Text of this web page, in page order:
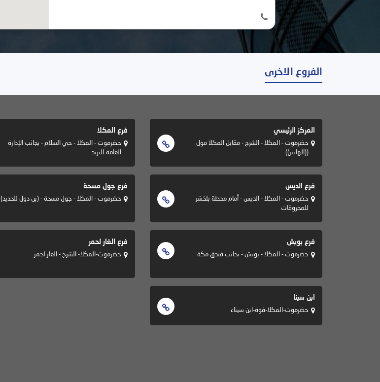
الفروع الاخرى
المركز الرئيسي
حضرموت - المكلا - الشرج - مقابل المكلا مول
((الهايبر))
فرع المكلا
حضرموت - المكلا - حي السلام - بجانب الإدارة
العامة للبريد
فرع الديس
حضرموت - المكلا - الديس - أمام محطة بلخشر
للمحروقات
فرع جول مسحة
حضرموت - المكلا - جول مسحة - (بن دول للحديد)
فرع بويش
حضرموت - المكلا - بويش - بجانب فندق مكة
فرع الغار لحمر
حضرموت-المكلا- الشرج - الغار لحمر
ابن سينا
حضرموت-المكلا-فوة-ابن سيناء